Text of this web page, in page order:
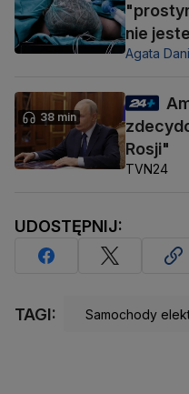
nie
Agata
38 min
Rosji"
TVN24
UDOSTĘPNIJ:
TAGI: Samochody